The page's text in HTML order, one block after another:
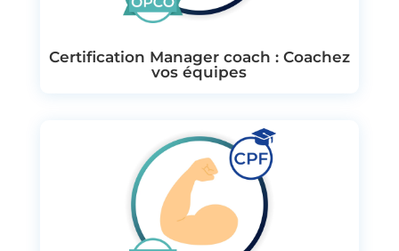
Certification Manager coach : Coachez
vos équipes